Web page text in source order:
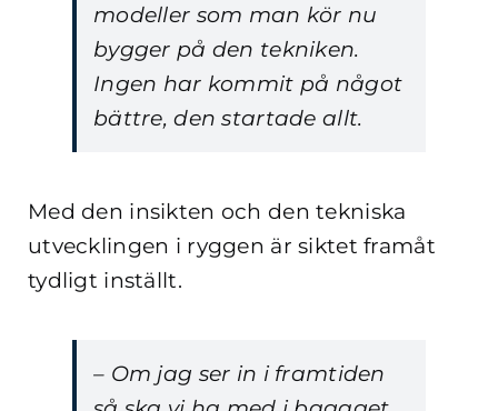
modeller som man kör nu
bygger på den tekniken.
Ingen har kommit på något
bättre, den startade allt.
Med den insikten och den tekniska
utvecklingen i ryggen är siktet framåt
tydligt inställt.
– Om jag ser in i framtiden